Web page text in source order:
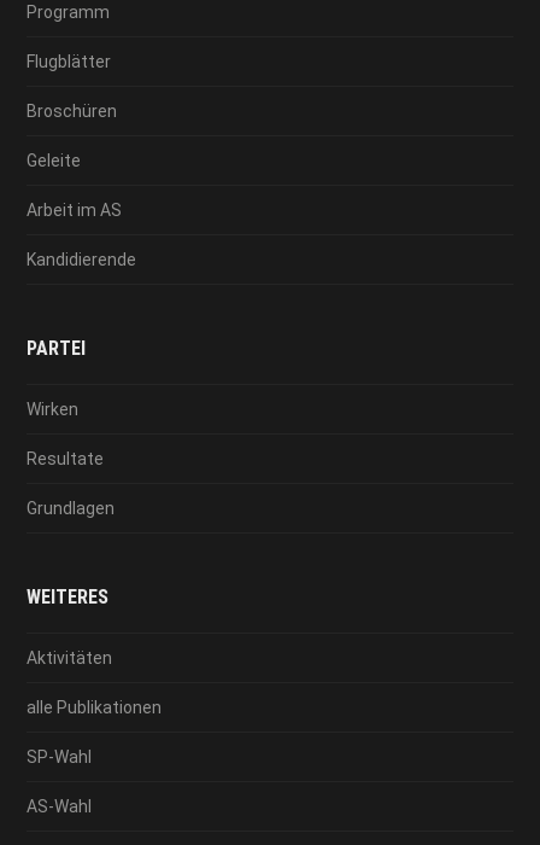
Programm
Flugblätter
Broschüren
Geleite
Arbeit im AS
Kandidierende
PARTEI
Wirken
Resultate
Grundlagen
WEITERES
Aktivitäten
alle Publikationen
SP-Wahl
AS-Wahl